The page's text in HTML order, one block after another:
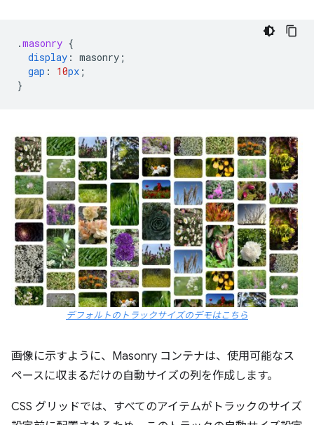
.masonry {
display : masonry ;
gap : 10px ;
}
デフォルトのトラックサイズのデモはこちら
画像に示すように、Masonry コンテナは、使用可能なス
ペースに収まるだけの自動サイズの列を作成します。
CSS グリッドでは、すべてのアイテムがトラックのサイズ